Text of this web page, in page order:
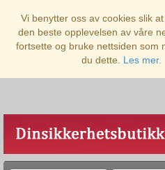
Vi benytter oss av cookies slik
den beste opplevelsen av våre
fortsette og bruke nettsiden som
du dette. Les mer.